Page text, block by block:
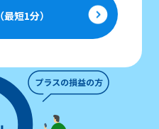
（最短1分）